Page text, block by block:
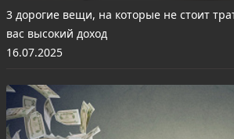
3 дорогие вещи, на которые не стоит
вас высокий доход
16.07.2025